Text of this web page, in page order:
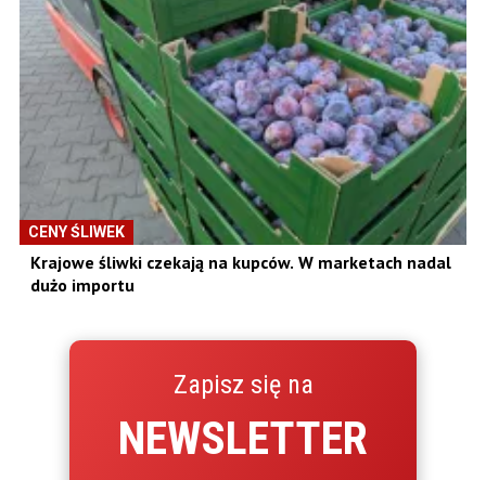
CENY ŚLIWEK
Krajowe śliwki czekają na kupców. W marketach nadal
dużo importu
Zapisz się na
NEWSLETTER